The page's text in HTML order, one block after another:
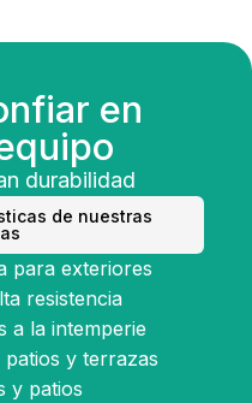
en
durabilidad
de nuestras
para exteriores
resistencia
a la intemperie
patios y terrazas
y patios